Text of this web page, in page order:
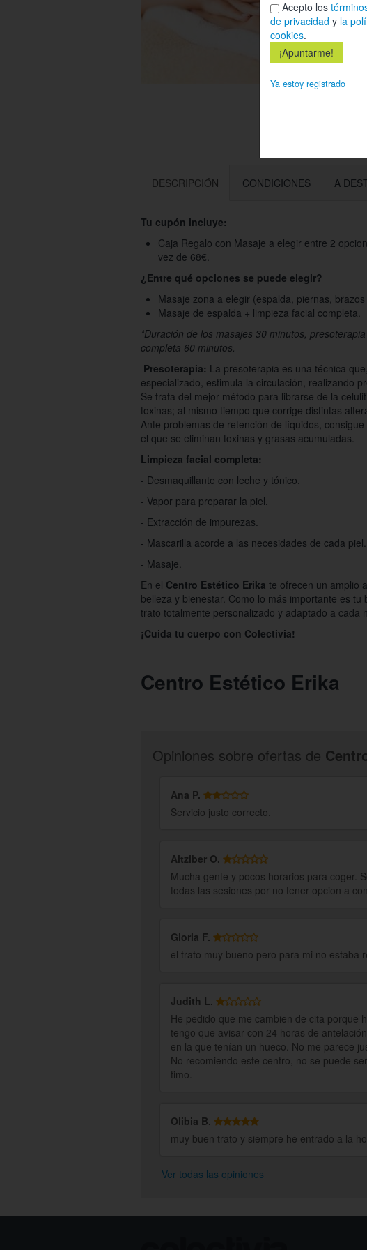
DESCRIPCIÓN CONDICIONES A
Tu cupón incluye:
Caja Regalo con Masaje a elegir entre 2
vez de 68€.
¿Entre qué opciones se puede elegir?
Masaje zona a elegir (espalda, piernas,
Masaje de espalda + limpieza facial completa.
*Duración de los masajes 30 minutos,
completa 60 minutos.
Presoterapia: La presoterapia es una técnica
especializado, estimula la circulación, realizando
Se trata del mejor método para librarse de la
toxinas; al mismo tiempo que corrige distintas
Ante problemas de retención de líquidos,
el que se eliminan toxinas y grasas acumuladas.
Limpieza facial completa:
- Desmaquillante con leche y tónico.
- Vapor para preparar la piel.
- Extracción de impurezas.
- Mascarilla acorde a las necesidades de cada piel.
- Masaje.
En el Centro Estético Erika te ofrecen un amplio
belleza y bienestar. Como lo más importante es
trato totalmente personalizado y adaptado a cada
¡Cuida tu cuerpo con Colectivia!
Centro Estético Erika
Opiniones sobre ofertas de
Ana P.
Servicio justo correcto.
Aitziber O.
Mucha gente y pocos horarios para coger.
todas las sesiones por no tener opcion a
Gloria F.
el trato muy bueno pero para mi no estaba
Judith L.
He pedido que me cambien de cita porque
tengo que avisar con 24 horas de
en la que tenían un hueco. No me parece
No recomiendo este centro, no se puede
timo.
Olibia B.
muy buen trato y siempre he entrado a la
Ver todas las opiniones
Acepto los
de privacidad y la
cookies.
Ya estoy registrado